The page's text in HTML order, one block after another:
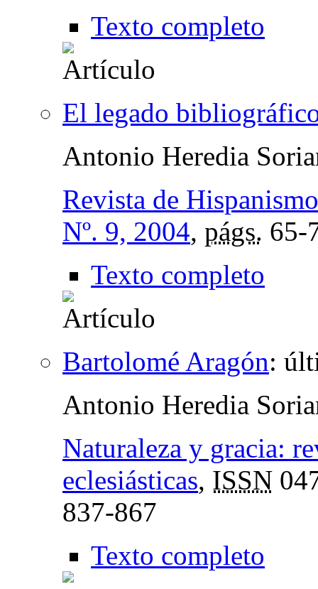
Texto completo
El legado
Antonio Heredia
Revista de
Nº. 9, 2004, págs. 65-
Texto completo
Bartolomé Aragón:
Antonio Heredia
Naturaleza y gracia:
eclesiásticas, ISSN
837-867
Texto completo